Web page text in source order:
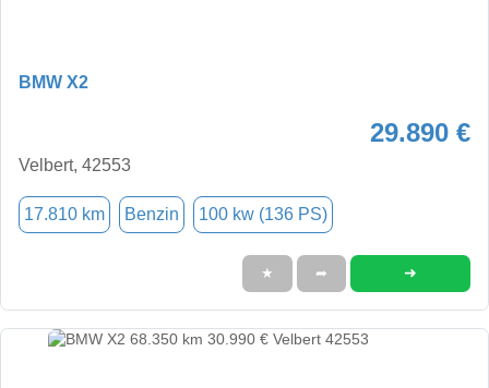
BMW X2
29.890 €
Velbert, 42553
17.810 km Benzin 100 kw (136 PS)
★ ➦ ➜